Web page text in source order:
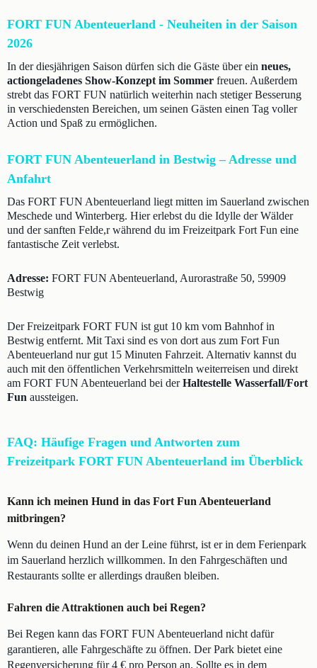
FORT FUN Abenteuerland - Neuheiten in der Saison
2026
In der diesjährigen Saison dürfen sich die Gäste über ein neues,
actiongeladenes Show-Konzept im Sommer freuen. Außerdem
strebt das FORT FUN natürlich weiterhin nach stetiger Besserung
in verschiedensten Bereichen, um seinen Gästen einen Tag voller
Action und Spaß zu ermöglichen.
FORT FUN Abenteuerland in Bestwig – Adresse und
Anfahrt
Das FORT FUN Abenteuerland liegt mitten im Sauerland zwischen
Meschede und Winterberg. Hier erlebst du die Idylle der Wälder
und der sanften Felde,r während du im Freizeitpark Fort Fun eine
fantastische Zeit verlebst.
Adresse: FORT FUN Abenteuerland, Aurorastraße 50, 59909
Bestwig
Der Freizeitpark FORT FUN ist gut 10 km vom Bahnhof in
Bestwig entfernt. Mit Taxi sind es von dort aus zum Fort Fun
Abenteuerland nur gut 15 Minuten Fahrzeit. Alternativ kannst du
auch mit den öffentlichen Verkehrsmitteln weiterreisen und direkt
am FORT FUN Abenteuerland bei derHaltestelle Wasserfall/Fort
Fun aussteigen.
FAQ: Häufige Fragen und Antworten zum
Freizeitpark FORT FUN Abenteuerland im Überblick
Kann ich meinen Hund in das Fort Fun Abenteuerland
mitbringen?
Wenn du deinen Hund an der Leine führst, ist er in dem Ferienpark
im Sauerland herzlich willkommen. In den Fahrgeschäften und
Restaurants sollte er allerdings draußen bleiben.
Fahren die Attraktionen auch bei Regen?
Bei Regen kann das FORT FUN Abenteuerland nicht dafür
garantieren, alle Fahrgeschäfte zu öffnen. Der Park bietet eine
Regenversicherung für 4 € pro Person an. Sollte es in dem